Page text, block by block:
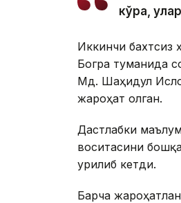
кўра,
Иккинчи бахтсиз
Богра туманида
Мд. Шаҳидул
жароҳат олган.
Дастлабки
воситасини
урилиб кетди.
Барча